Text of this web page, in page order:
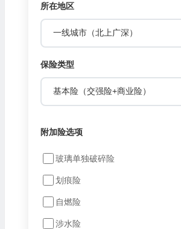
所在地区
保险类型
附加险选项
玻璃单独破碎险
划痕险
自燃险
涉水险